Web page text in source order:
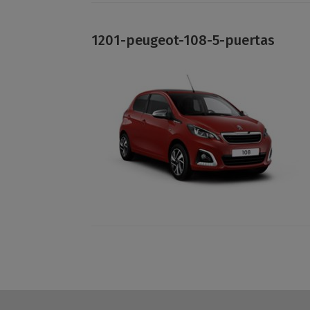
1201-peugeot-108-5-puertas